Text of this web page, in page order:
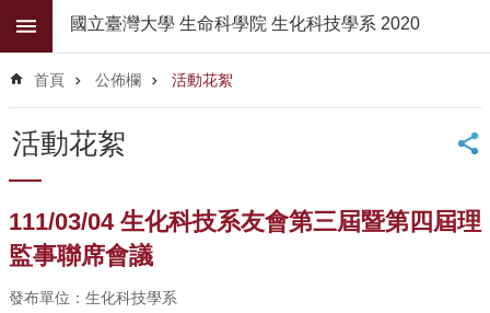
跳到主要內容區塊
階
尋
公
佈
學
系
簡
國立臺灣大學 生命科學院 生化科技學系 2020
首頁 公佈欄 活動花絮
活動花絮
111/03/04 生化科技系友會第三屆暨第四屆理
監事聯席會議
發布單位：生化科技學系